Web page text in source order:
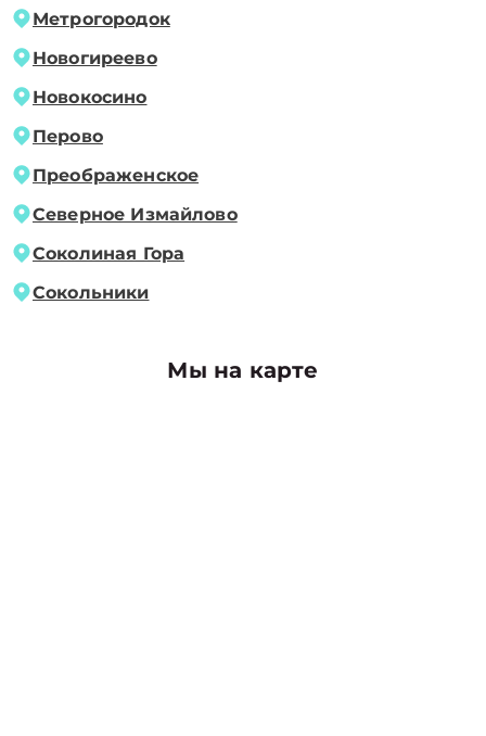
Метрогородок
Новогиреево
Новокосино
Перово
Преображенское
Северное Измайлово
Соколиная Гора
Сокольники
Мы на карте